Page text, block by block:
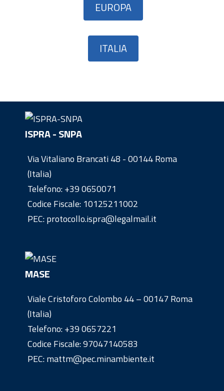
EUROPA
ITALIA
ISPRA - SNPA
Via Vitaliano Brancati 48 - 00144 Roma
(Italia)
Telefono:+39 0650071
Codice Fiscale: 10125211002
PEC: protocollo.ispra@legalmail.it
MASE
Viale Cristoforo Colombo 44 – 00147 Roma
(Italia)
Telefono:+39 0657221
Codice Fiscale: 97047140583
PEC: mattm@pec.minambiente.it